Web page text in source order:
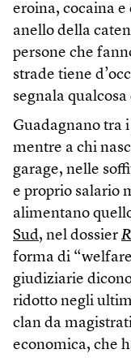
eroina, cocaina e
anello della
persone che
strade tiene
segnala
Guadagnano tra
mentre a chi
garage, nelle
e proprio salario
alimentano
Sud, nel dossier
forma di
giudiziarie
ridotto negli
clan da
economica, che